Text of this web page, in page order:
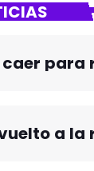
para
a la